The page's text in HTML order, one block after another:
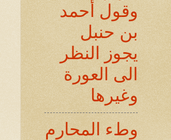
وقول أحمد
بن حنبل
يجوز النظر
الى العورة
وغيرها
وطء المحارم